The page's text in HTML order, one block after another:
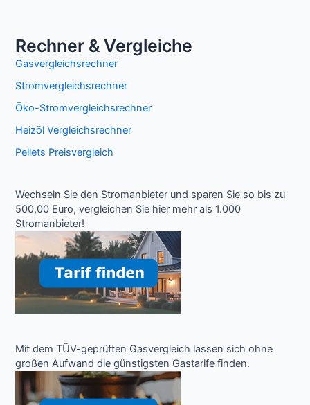
Rechner & Vergleiche
Gasvergleichsrechner
Stromvergleichsrechner
Öko-Stromvergleichsrechner
Heizöl Vergleichsrechner
Pellets Preisvergleich
Wechseln Sie den Stromanbieter und sparen Sie so bis zu
500,00 Euro, vergleichen Sie hier mehr als 1.000
Stromanbieter!
Mit dem TÜV-geprüften Gasvergleich lassen sich ohne
großen Aufwand die günstigsten Gastarife finden.